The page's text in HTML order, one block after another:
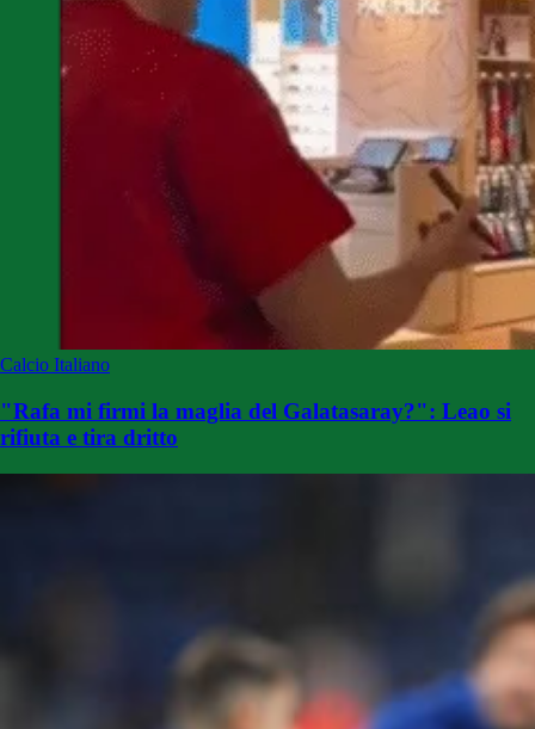
Calcio Italiano
"Rafa mi firmi la maglia del Galatasaray?": Leao si
rifiuta e tira dritto